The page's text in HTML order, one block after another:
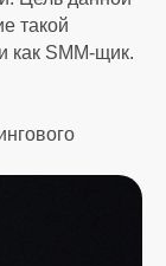
такой
как SMM-щик.